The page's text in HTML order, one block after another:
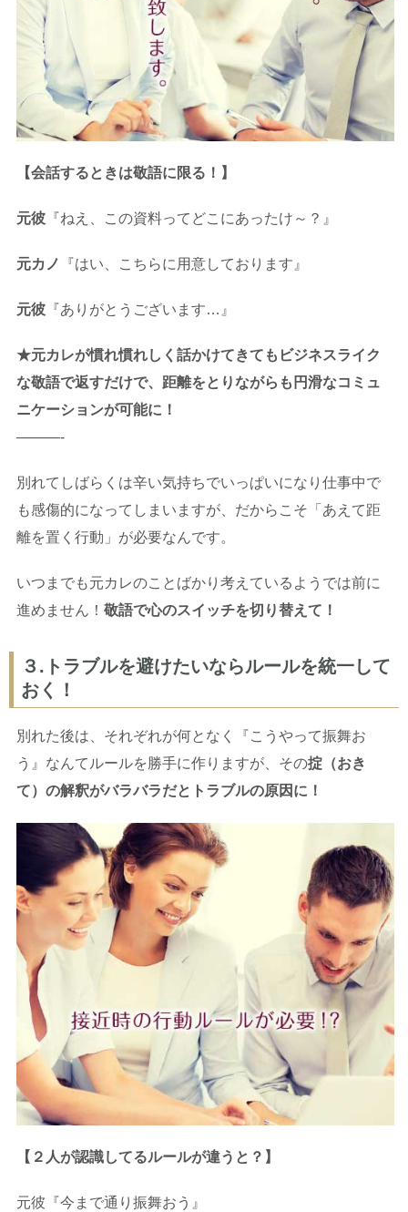
【会話するときは敬語に限る！】
元彼 『ねえ、この資料ってどこにあったけ～？』
元カノ 『はい、こちらに用意しております』
元彼 『ありがとうございます…』
★元カレが慣れ慣れしく話かけてきてもビジネスライク
な敬語で返すだけで、距離をとりながらも円滑なコミュ
ニケーションが可能に！
———-
別れてしばらくは辛い気持ちでいっぱいになり仕事中で
も感傷的になってしまいますが、だからこそ「あえて距
離を置く行動」が必要なんです。
いつまでも元カレのことばかり考えているようでは前に
進めません！ 敬語で心のスイッチを切り替えて！
３.トラブルを避けたいならルールを統一して
おく！
別れた後は、それぞれが何となく『こうやって振舞お
う』なんてルールを勝手に作りますが、その掟（おき
て）の解釈がバラバラだとトラブルの原因に！
【２人が認識してるルールが違うと？】
元彼『今まで通り振舞おう』